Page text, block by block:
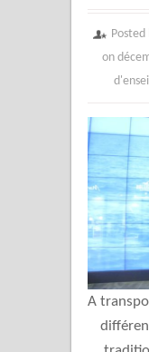
Posted
on
A